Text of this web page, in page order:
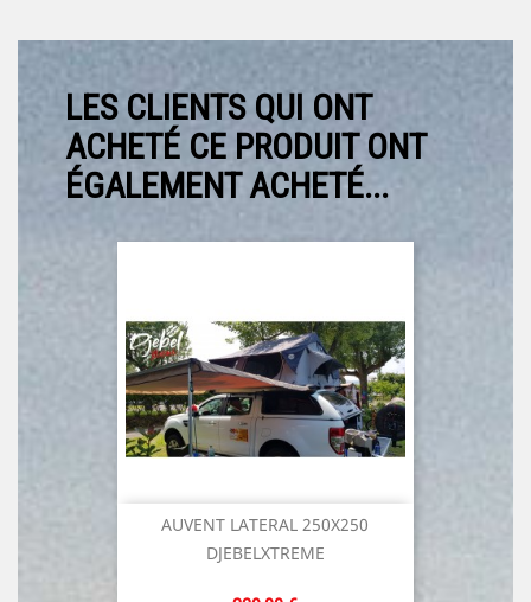
LES CLIENTS QUI ONT
ACHETÉ CE PRODUIT ONT
ÉGALEMENT ACHETÉ...
AUVENT LATERAL 250X250
DJEBELXTREME